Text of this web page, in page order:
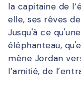
la capitaine de
elle, ses rêves
Jusqu'à ce
éléphanteau,
mène Jordan
l’amitié, de